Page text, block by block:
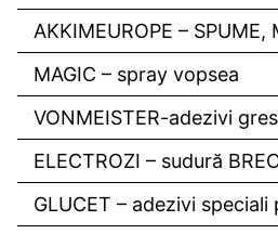
AKKIMEUROPE – SPUME,
MAGIC – spray vopsea
VONMEISTER-adezivi
ELECTROZI – sudură
GLUCET – adezivi